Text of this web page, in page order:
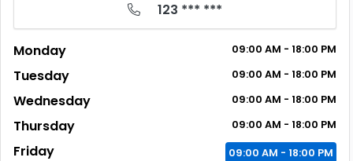
123 *** ***
Monday 09:00 AM - 18:00 PM
Tuesday 09:00 AM - 18:00 PM
Wednesday 09:00 AM - 18:00 PM
Thursday 09:00 AM - 18:00 PM
Friday 09:00 AM - 18:00 PM